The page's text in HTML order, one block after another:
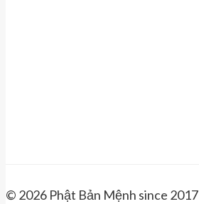
© 2026 Phật Bản Mệnh since 2017